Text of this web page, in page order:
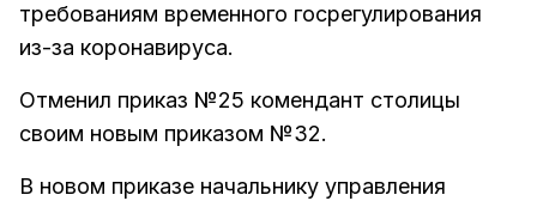
требованиям временного госрегулирования
из-за коронавируса.
Отменил приказ №25 комендант столицы
своим новым приказом №32.
В новом приказе начальнику управления